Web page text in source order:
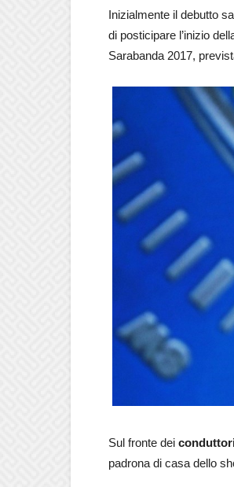
Inizialmente il debutto
di posticipare l’inizio
Sarabanda 2017,
Sul fronte dei
padrona di casa dello